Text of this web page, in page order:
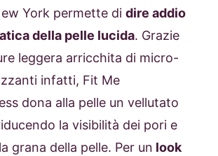
York permette di dire addio
della pelle lucida. Grazie
leggera arricchita di micro-
infatti, Fit Me
dona alla pelle un vellutato
la visibilità dei pori e
grana della pelle. Per un look